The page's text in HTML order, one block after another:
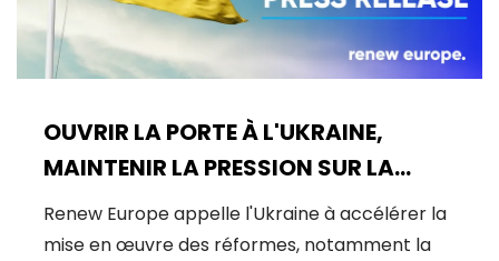
OUVRIR LA PORTE À L'UKRAINE,
MAINTENIR LA PRESSION SUR LA
RUSSIE
Renew Europe appelle l'Ukraine à accélérer la
mise en œuvre des réformes, notamment la